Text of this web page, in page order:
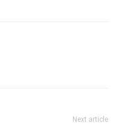
Next article